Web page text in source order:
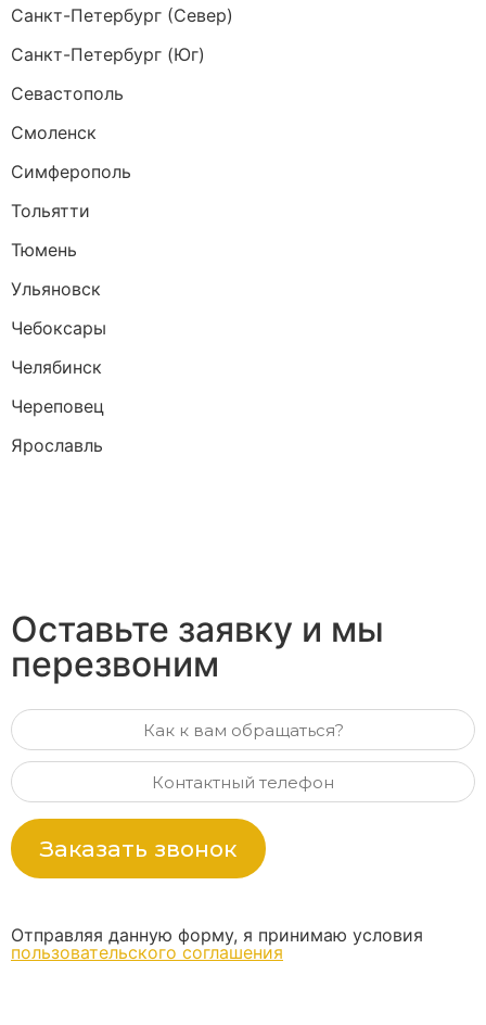
Санкт-Петербург (Север)
Санкт-Петербург (Юг)
Севастополь
Смоленск
Симферополь
Тольятти
Тюмень
Ульяновск
Чебоксары
Челябинск
Череповец
Ярославль
Оставьте заявку и мы
перезвоним
Заказать звонок
Отправляя данную форму, я принимаю условия
пользовательского соглашения